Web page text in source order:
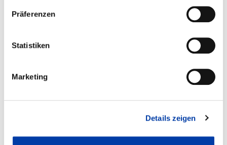
Präferenzen
Statistiken
Marketing
Details zeigen
SPONSOREN UND PARTNERN IN